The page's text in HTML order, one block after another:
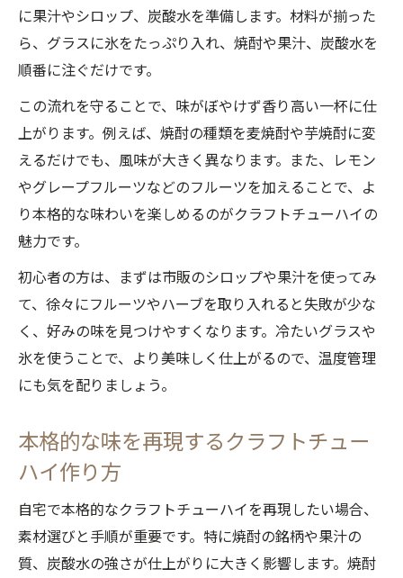
に果汁やシロップ、炭酸水を準備します。材料が揃った
ら、グラスに氷をたっぷり入れ、焼酎や果汁、炭酸水を
順番に注ぐだけです。
この流れを守ることで、味がぼやけず香り高い一杯に仕
上がります。例えば、焼酎の種類を麦焼酎や芋焼酎に変
えるだけでも、風味が大きく異なります。また、レモン
やグレープフルーツなどのフルーツを加えることで、よ
り本格的な味わいを楽しめるのがクラフトチューハイの
魅力です。
初心者の方は、まずは市販のシロップや果汁を使ってみ
て、徐々にフルーツやハーブを取り入れると失敗が少な
く、好みの味を見つけやすくなります。冷たいグラスや
氷を使うことで、より美味しく仕上がるので、温度管理
にも気を配りましょう。
本格的な味を再現するクラフトチュー
ハイ作り方
自宅で本格的なクラフトチューハイを再現したい場合、
素材選びと手順が重要です。特に焼酎の銘柄や果汁の
質、炭酸水の強さが仕上がりに大きく影響します。焼酎